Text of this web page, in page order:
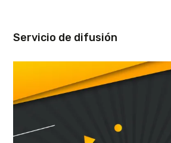
Servicio de difusión